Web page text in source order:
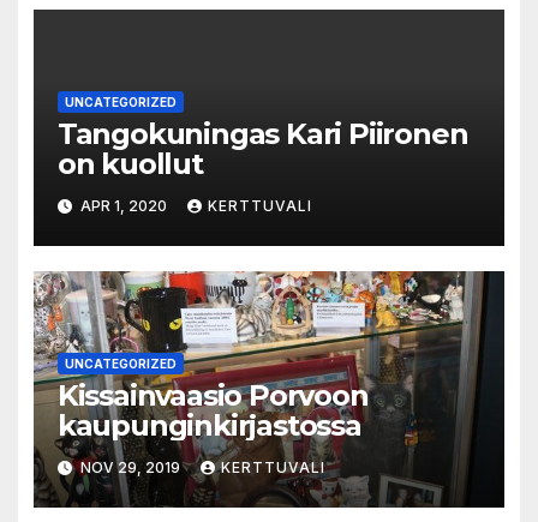
UNCATEGORIZED
Tangokuningas Kari Piironen
on kuollut
APR 1, 2020 KERTTUVALI
UNCATEGORIZED
Kissainvaasio Porvoon
kaupunginkirjastossa
NOV 29, 2019 KERTTUVALI